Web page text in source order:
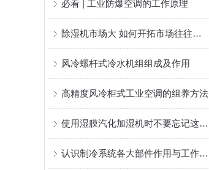
必看 | 工业防爆空调的工作原理
除湿机市场大 如何开拓市场往往成为一大困扰
风冷螺杆式冷水机组组成及作用
高精度风冷柜式工业空调的组养方法
使用湿膜汽化加湿机时不要忘记这些要点！
认识制冷系统各大部件作用与工作原理